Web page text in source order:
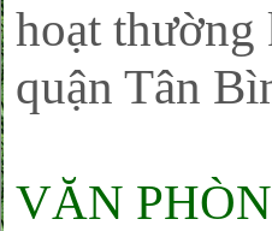
hoạt thường
quận Tân
VĂN